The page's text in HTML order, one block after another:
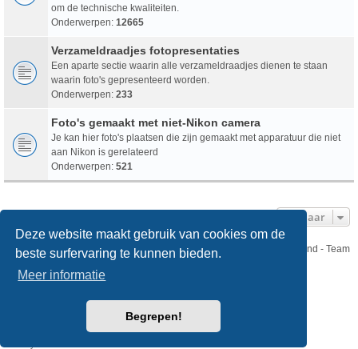
Deze website maakt gebruik van cookies om de
beste surfervaring te kunnen bieden.
Meer informatie
Begrepen!
om de technische kwaliteiten.
Onderwerpen: 12665
Verzameldraadjes fotopresentaties
Een aparte sectie waarin alle verzameldraadjes dienen te staan
waarin foto's gepresenteerd worden.
Onderwerpen: 233
Foto's gemaakt met niet-Nikon camera
Je kan hier foto's plaatsen die zijn gemaakt met apparatuur die niet
aan Nikon is gerelateerd
Onderwerpen: 521
Ga Naar
Nikon Club Nederland - Team
Forum
Copyright © Nikon Club Nederland 2023
® Forum Software © phpBB Limited
created by INVENTEA & v12mike